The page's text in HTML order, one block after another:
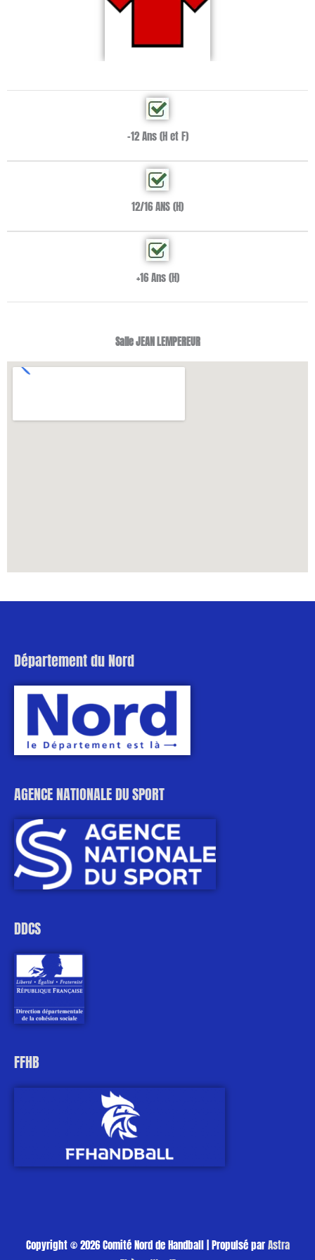
-12 Ans (H et F)
12/16 ANS (H)
+16 Ans (H)
Salle JEAN LEMPEREUR
Département du Nord
AGENCE NATIONALE DU SPORT
DDCS
FFHB
Copyright © 2026Comité Nord de Handball| Propulsé parAstra